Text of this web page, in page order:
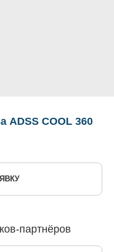
ADSS COOL 360
партнёров